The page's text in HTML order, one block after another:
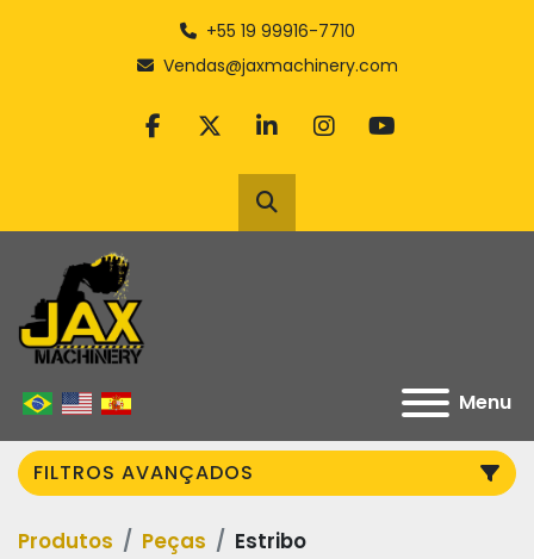
+55 19 99916-7710
Vendas@jaxmachinery.com
facebook
twitterlinkedininstagram
youtube
Pesquisar
Menu
FILTROS AVANÇADOS
Categoria
Produtos Peças Estribo